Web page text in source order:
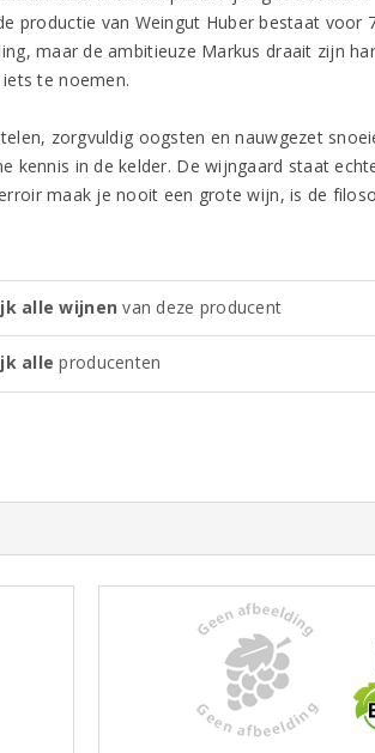
productie van Weingut Huber bestaat voor
maar de ambitieuze Markus draait zijn
te noemen.
zorgvuldig oogsten en nauwgezet
kennis in de kelder. De wijngaard staat
maak je nooit een grote wijn, is de
alle wijnen van deze producent
alle producenten